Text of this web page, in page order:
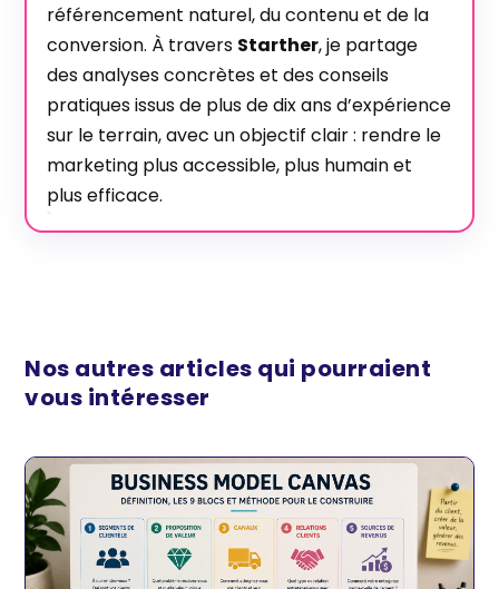
référencement naturel, du contenu et de la
conversion. À travers Starther, je partage
des analyses concrètes et des conseils
pratiques issus de plus de dix ans d’expérience
sur le terrain, avec un objectif clair : rendre le
marketing plus accessible, plus humain et
plus efficace.
Nos autres articles qui pourraient
vous intéresser